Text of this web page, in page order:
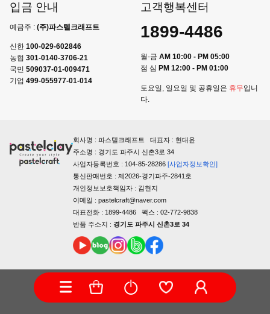
입금 안내
예금주 : (주)파스텔크래프트
신한 100-029-602846
농협 301-0140-3706-21
국민 509037-01-009471
기업 499-055977-01-014
고객행복센터
1899-4486
월-금 AM 10:00 - PM 05:00
점 심 PM 12:00 - PM 01:00
토요일, 일요일 및 공휴일은 휴무입니
다.
회사명 : 파스텔크래프트 대표자 : 현대윤
주소명 : 경기도 파주시 신촌3로 34
사업자등록번호 : 104-85-28286 [사업자정보확인]
통신판매번호 : 제2026-경기파주-2841호
개인정보보호책임자 : 김현지
이메일 : pastelcraft@naver.com
대표전화 : 1899-4486 팩스 : 02-772-9838
반품 주소지 : 경기도 파주시 신촌3로 34
COPYRIGHTⓒ PASTELCRAFT ALL RIGHTS RESERVED.